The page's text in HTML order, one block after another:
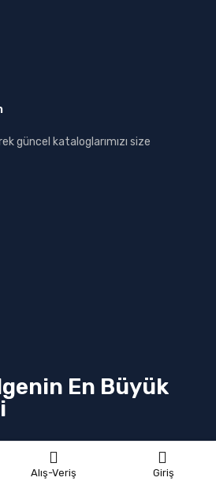
Alış-Veriş Giriş
güncel kataloglarımızı size
En Büyük